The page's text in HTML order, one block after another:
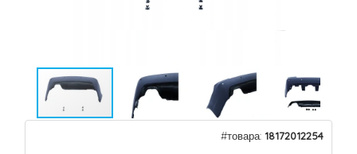
#товара: 18172012254